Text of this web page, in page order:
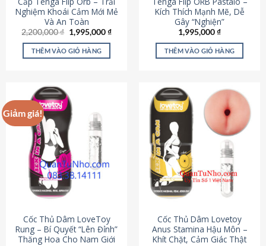
Nghiệm Khoái Cảm Mới Mẻ
Và An Toàn
2,200,000₫ Giá
gốc
là:
2,200,000 ₫.
1,995,000₫Giá
THÊM VÀO GIỎ HÀNG
Kích Thích Mạnh Mẽ, Dễ
Gây “Nghiện”
1,995,000₫
THÊM VÀO GIỎ HÀNG
Giảm giá!
Cốc Thủ Dâm LoveToy
Rung – Bí Quyết “Lên Đỉnh”
Thăng Hoa Cho Nam Giới
Cốc Thủ Dâm Lovetoy
Anus Stamina Hậu Môn –
Khít Chặt, Cảm Giác Thật